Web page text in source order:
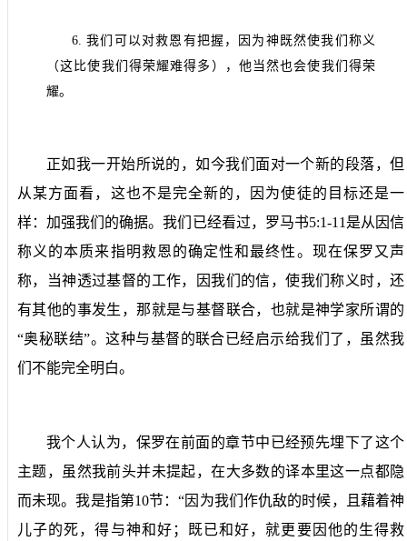
6.我们可以对救恩有把握，因为神既然使我们称义
（这比使我们得荣耀难得多），他当然也会使我们得荣
耀。
正如我一开始所说的，如今我们面对一个新的段落，但
从某方面看，这也不是完全新的，因为使徒的目标还是一
样：加强我们的确据。我们已经看过，罗马书5:1-11 是从因信
称义的本质来指明救恩的确定性和最终性。现在保罗又声
称，当神透过基督的工作，因我们的信，使我们称义时，还
有其他的事发生，那就是与基督联合，也就是神学家所谓的
“奥秘联结”。这种与基督的联合已经启示给我们了，虽然我
们不能完全明白。
我个人认为，保罗在前面的章节中已经预先埋下了这个
主题，虽然我前头并未提起，在大多数的译本里这一点都隐
而未现。我是指第10节：“因为我们作仇敌的时候，且藉着神
儿子的死，得与神和好；既已和好，就更要因他的生得救